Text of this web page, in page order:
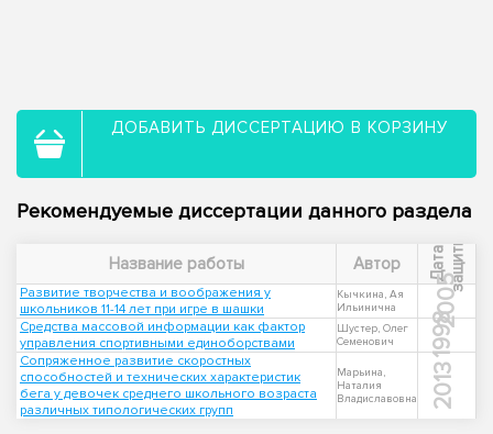
ДОБАВИТЬ ДИССЕРТАЦИЮ В КОРЗИНУ
Рекомендуемые диссертации данного раздела
Название работы Автор Д
а
т
а
з
а
щ
и
ты
Развитие творчества и воображения у
школьников 11-14 лет при игре в шашки
Кычкина, Ая
Ильинична
2005
Средства массовой информации как фактор
управления спортивными единоборствами
Шустер, Олег
Семенович
1998
Сопряженное развитие скоростных
способностей и технических характеристик
бега у девочек среднего школьного возраста
различных типологических групп
Марьина,
Наталия
Владиславовна
2013